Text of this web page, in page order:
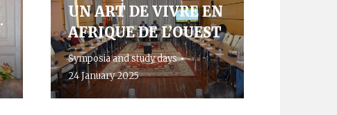
UN ART DE VIVRE EN
AFRIQUE DE L’OUEST
Symposia and study days
24 January 2025